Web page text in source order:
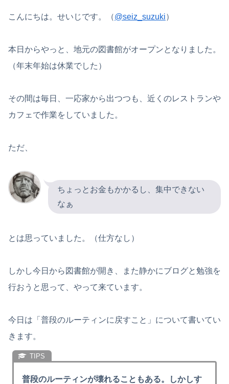
こんにちは。せいじです。（@seiz_suzuki）
本日からやっと、地元の図書館がオープンとなりました。
（年末年始は休業でした）
その間は毎日、一応家から出つつも、近くのレストランや
カフェで作業をしていました。
ただ、
ちょっとお金もかかるし、集中できない
なぁ
とは思っていました。（仕方なし）
しかし今日から図書館が開き、また静かにブログと勉強を
行おうと思って、やって来ています。
今日は「普段のルーティンに戻すこと」について書いてい
きます。
普段のルーティンが壊れることもある。しかしす